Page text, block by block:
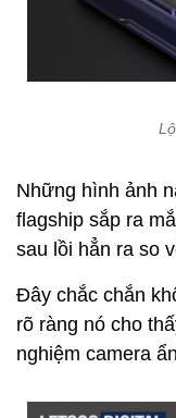
Những hình ảnh
flagship sắp ra
sau lồi hẳn ra so
Đây chắc chắn
rõ ràng nó cho
nghiệm camera